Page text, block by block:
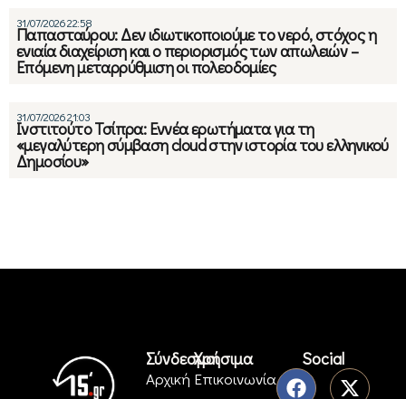
31/07/2026 22:58
Παπασταύρου: Δεν ιδιωτικοποιούμε το νερό, στόχος η
ενιαία διαχείριση και ο περιορισμός των απωλειών –
Επόμενη μεταρρύθμιση oι πολεοδομίες
31/07/2026 21:03
Ινστιτούτο Τσίπρα: Εννέα ερωτήματα για τη
«μεγαλύτερη σύμβαση cloud στην ιστορία του ελληνικού
Δημοσίου»
Σύνδεσμοι
Αρχική
Χρήσιμα
Επικοινωνία
Social